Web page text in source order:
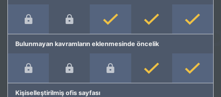
Bulunmayan kavramların eklenmesinde öncelik
Kişiselleştirilmiş ofis sayfası